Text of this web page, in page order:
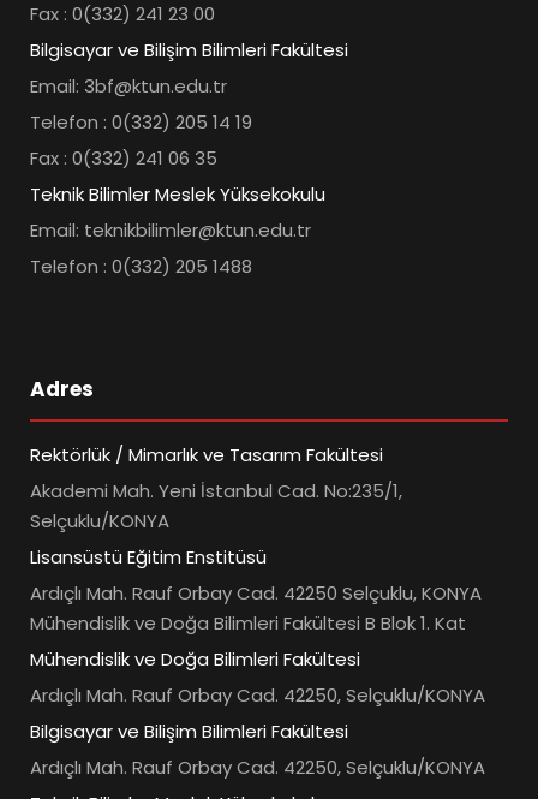
Fax : 0(332) 241 23 00
Bilgisayar ve Bilişim Bilimleri Fakültesi
Email: 3bf@ktun.edu.tr
Telefon : 0(332) 205 14 19
Fax : 0(332) 241 06 35
Teknik Bilimler Meslek Yüksekokulu
Email: teknikbilimler@ktun.edu.tr
Telefon : 0(332) 205 1488
Adres
Rektörlük / Mimarlık ve Tasarım Fakültesi
Akademi Mah. Yeni İstanbul Cad. No:235/1,
Selçuklu/KONYA
Lisansüstü Eğitim Enstitüsü
Ardıçlı Mah. Rauf Orbay Cad. 42250 Selçuklu, KONYA
Mühendislik ve Doğa Bilimleri Fakültesi B Blok 1. Kat
Mühendislik ve Doğa Bilimleri Fakültesi
Ardıçlı Mah. Rauf Orbay Cad. 42250, Selçuklu/KONYA
Bilgisayar ve Bilişim Bilimleri Fakültesi
Ardıçlı Mah. Rauf Orbay Cad. 42250, Selçuklu/KONYA